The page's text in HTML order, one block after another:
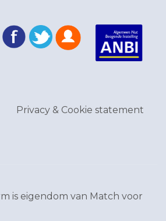
Privacy & Cookie statement
is eigendom van Match voor